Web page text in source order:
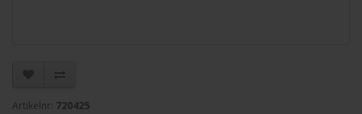
Artikelnr: 720425